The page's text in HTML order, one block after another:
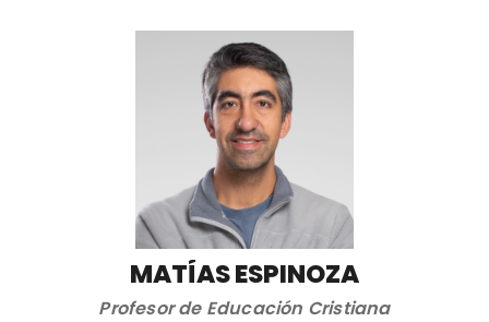
MATÍAS ESPINOZA
Profesor de Educación Cristiana